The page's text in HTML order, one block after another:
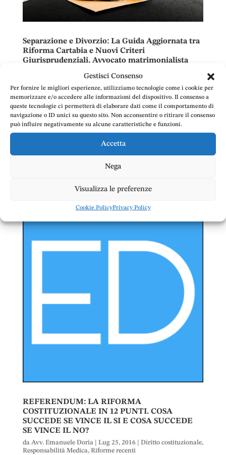
Gestisci Consenso
Per fornire le migliori esperienze, utilizziamo tecnologie come i cookie per
memorizzare e/o accedere alle informazioni del dispositivo. Il consenso a
queste tecnologie ci permetterà di elaborare dati come il comportamento di
navigazione o ID unici su questo sito. Non acconsentire o ritirare il consenso
può influire negativamente su alcune caratteristiche e funzioni.
Accetta
Nega
Visualizza le preferenze
Cookie PolicyPrivacy Policy
Separazione e Divorzio: La Guida Aggiornata tra
Riforma Cartabia e Nuovi Criteri
Giurisprudenziali. Avvocato matrimonialista
di Famiglia,Separazione e divorzio
Affrontare la crisi coniugale che conduce a
separazione o divorzio è un momento
fondamentale affidarsi a un professionista esperto.
REFERENDUM: LA RIFORMA
COSTITUZIONALE IN 12 PUNTI. COSA
SUCCEDE SE VINCE IL SI E COSA SUCCEDE
SE VINCE IL NO?
da Avv. Emanuele Doria| Lug 25, 2016 Diritto costituzionale,
Responsabilità Medica, Riforme recenti